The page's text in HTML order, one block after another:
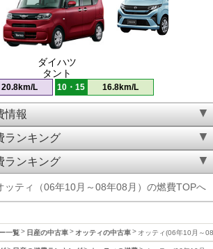
ダイハツ
タント
20.8km/L 10・15 16.8km/L
情報
ランキング
ランキング
ッティ（06年10月～08年08月）の燃費TOPへ
一覧 日産の中古車 オッティの中古車 オッティ(06年10月～